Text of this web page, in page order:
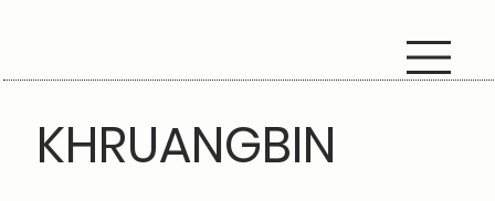
KHRUANGBIN